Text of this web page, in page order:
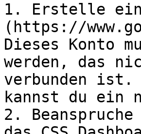
1. Erstelle ein
(https://
Dieses Konto
werden, das
verbunden ist.
kannst du ein
2.